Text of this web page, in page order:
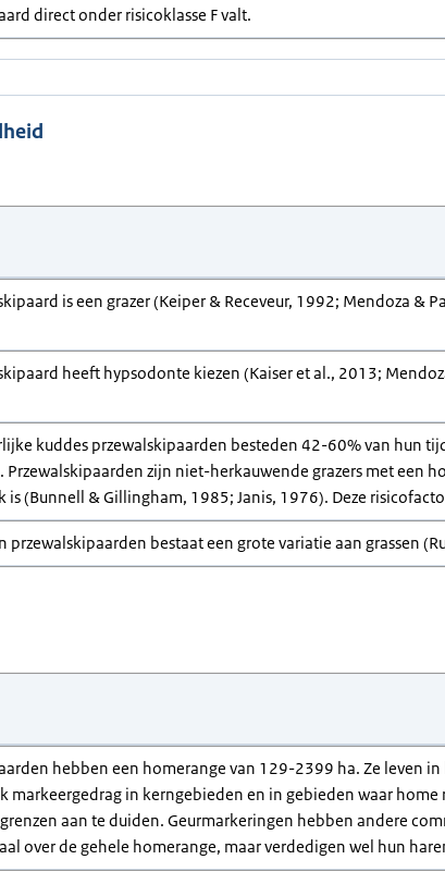
direct onder risicoklasse F valt.
is een grazer (Keiper & Receveur, 1992; Mendoza
heeft hypsodonte kiezen (Kaiser et al., 2013;
kuddes przewalskipaarden besteden 42-60% van hun
Przewalskipaarden zijn niet-herkauwende grazers met een
is (Bunnell & Gillingham, 1985; Janis, 1976). Deze
przewalskipaarden bestaat een grote variatie aan grassen
hebben een homerange van 129-2399 ha. Ze leven
markeergedrag in kerngebieden en in gebieden waar
aan te duiden. Geurmarkeringen hebben andere
over de gehele homerange, maar verdedigen wel hun